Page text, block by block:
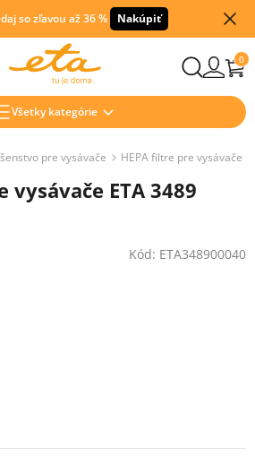
so zľavou až 36 % Nakúpiť
0
Všetky kategórie
pre vysávače HEPA filtre pre vysávače
vysávače ETA 3489
Kód: ETA348900040